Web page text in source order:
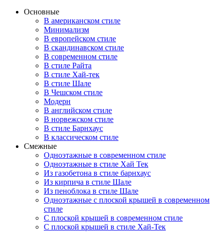
Основные
В американском стиле
Минимализм
В европейском стиле
В скандинавском стиле
В современном стиле
В стиле Райта
В стиле Хай-тек
В стиле Шале
В Чешском стиле
Модерн
В английском стиле
В норвежском стиле
В стиле Барнхаус
В классическом стиле
Смежные
Одноэтажные в современном стиле
Одноэтажные в стиле Хай Тек
Из газобетона в стиле барнхаус
Из кирпича в стиле Шале
Из пеноблока в стиле Шале
Одноэтажные с плоской крышей в современном
стиле
С плоской крышей в современном стиле
С плоской крышей в стиле Хай-Тек